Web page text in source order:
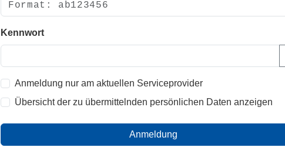
Kennwort
Anmeldung nur am aktuellen Serviceprovider
Übersicht der zu übermittelnden persönlichen Daten anzeigen
Anmeldung